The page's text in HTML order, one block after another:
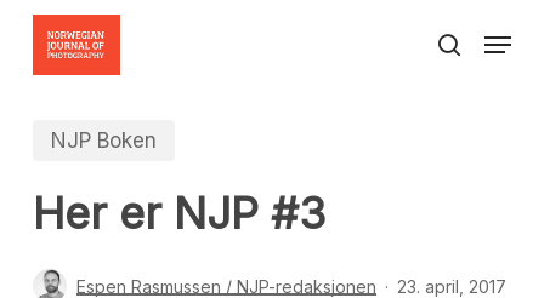
Skip
content
search
Menu
NJP Boken
Her er NJP #3
Espen Rasmussen / NJP-redaksjonen 23. april, 2017